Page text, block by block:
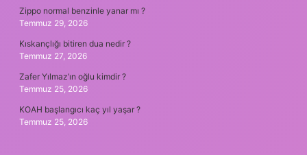
Zippo normal benzinle yanar mı ?
Temmuz 29, 2026
Kıskançlığı bitiren dua nedir ?
Temmuz 27, 2026
Zafer Yılmaz’ın oğlu kimdir ?
Temmuz 25, 2026
KOAH başlangıcı kaç yıl yaşar ?
Temmuz 25, 2026